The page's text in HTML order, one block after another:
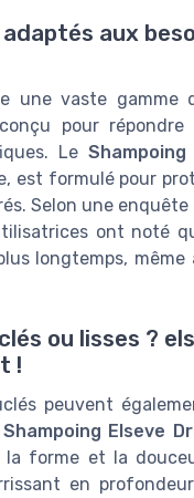
aux
une vaste gamme
pour
Le
est formulé pour
Selon une enquête
ont noté
longtemps, même
ou lisses ?
!
peuvent
Shampoing Elseve
forme et la
en